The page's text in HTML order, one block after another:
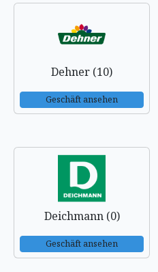
Dehner (10)
Geschäft ansehen
Deichmann (0)
Geschäft ansehen